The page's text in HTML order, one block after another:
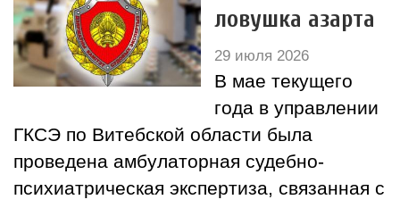
ловушка азарта
29 июля 2026
В мае текущего
года в управлении
ГКСЭ по Витебской области была
проведена амбулаторная судебно-
психиатрическая экспертиза, связанная с